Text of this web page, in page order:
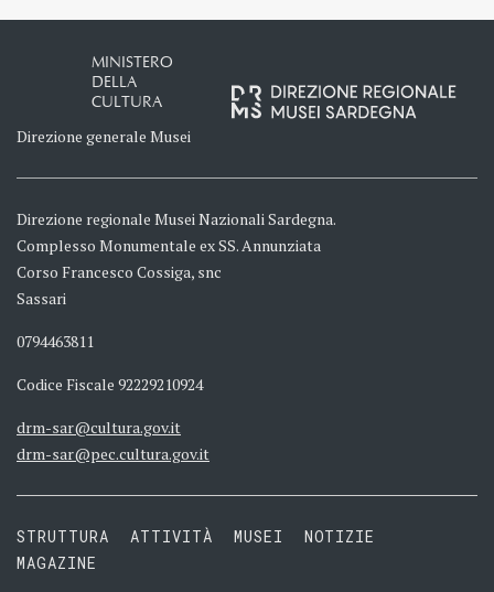
MINISTERO
DELLA
CULTURA
Direzione generale Musei
Direzione regionale Musei Nazionali Sardegna.
Complesso Monumentale ex SS. Annunziata
Corso Francesco Cossiga, snc
Sassari
0794463811
Codice Fiscale 92229210924
drm-sar@cultura.gov.it
drm-sar@pec.cultura.gov.it
STRUTTURA ATTIVITÀ MUSEI
NOTIZIE
MAGAZINE